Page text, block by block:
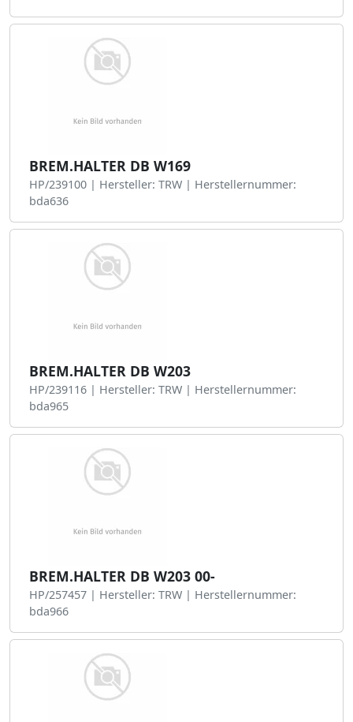
BREM.HALTER DB W169
HP/239100 | Hersteller: TRW | Herstellernummer:
bda636
BREM.HALTER DB W203
HP/239116 | Hersteller: TRW | Herstellernummer:
bda965
BREM.HALTER DB W203 00-
HP/257457 | Hersteller: TRW | Herstellernummer:
bda966